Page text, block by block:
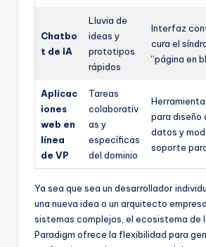
Chatbo
t de IA
Lluvia de
ideas y
prototipos
rápidos
Interfaz
cura el
“página en
Aplicac
iones
web en
línea
de VP
Tareas
colaborativ
as y
específicas
del dominio
para diseño
datos y
soporte
Ya sea que sea un desarrollador
una nueva idea o un arquitecto
sistemas complejos, el ecosistema de
Paradigm ofrece la flexibilidad para